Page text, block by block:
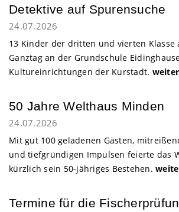
Detektive auf Spurensuche
24.07.2026
13 Kinder der dritten und vierten Klasse
Ganztag an der Grundschule
Kultureinrichtungen der Kurstadt.
Minden
50 Jahre Welthaus Minden
24.07.2026
Mit gut 100 geladenen Gästen,
und tiefgründigen Impulsen feierte das
kürzlich sein 50-jähriges Bestehen.
Termine für die